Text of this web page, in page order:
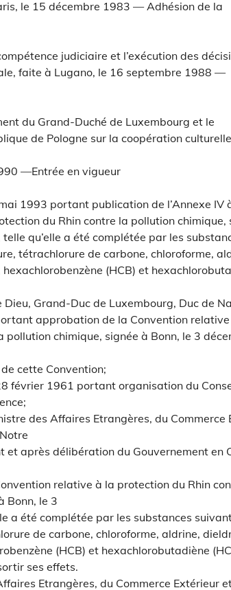
le 15 décembre 1983 — Adhésion de la
judiciaire et l’exécution des
faite à Lugano, le 16 septembre 1988 —
du Grand-Duché de Luxembourg et le
de Pologne sur la coopération
—Entrée en vigueur
1993 portant publication de l’Annexe IV
du Rhin contre la pollution chimique,
qu’elle a été complétée par les
tétrachlorure de carbone, chloroforme,
(HCB) et
Dieu, Grand-Duc de Luxembourg, Duc de
approbation de la Convention
pollution chimique, signée à Bonn, le 3
cette Convention;
février 1961 portant organisation du
des Affaires Etrangères, du Commerce
et après délibération du Gouvernement en
relative à la protection du Rhin
Bonn, le 3
a été complétée par les substances
de carbone, chloroforme, aldrine,
(HCB) et hexachlorobutadiène
ses effets.
Etrangères, du Commerce Extérieur